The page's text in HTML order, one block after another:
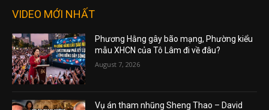
VIDEO MỚI NHẤT
Phương Hằng gây bão mạng, Phường kiểu
mẫu XHCN của Tô Lâm đi về đâu?
August 7, 2026
Vụ án tham nhũng Sheng Thao – David